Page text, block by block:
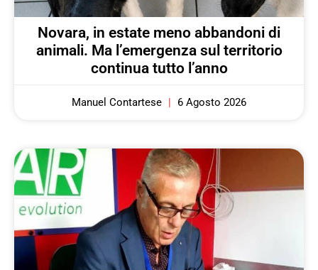
Novara, in estate meno abbandoni di
animali. Ma l’emergenza sul territorio
continua tutto l’anno
Manuel Contartese 6 Agosto 2026